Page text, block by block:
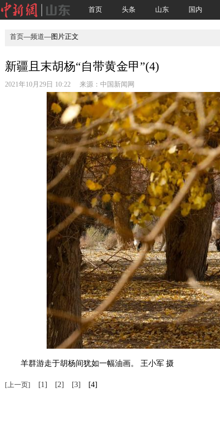
首页 头条 山东 国内
首页—频道—图片正文
新疆且末胡杨“自带黄金甲”(4)
2021年10月29日 10:22 来源： 中国新闻网
羊群游走于胡杨间犹如一幅油画。 王小军 摄
[上一页] [1] [2] [3] [4]